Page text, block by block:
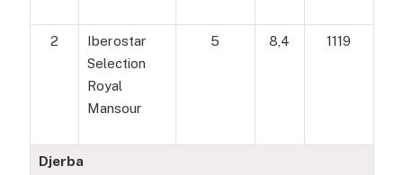
2
Iberostar
Selection
Royal
Mansour
5 8,4 1119
Djerba